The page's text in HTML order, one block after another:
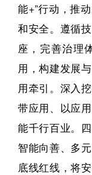
能+”行动，推
和安全。遵循
座，完善治理
用，构建发展
用牵引。深入
带应用、以应
能千行百业。
智能向善、多
底线红线，将